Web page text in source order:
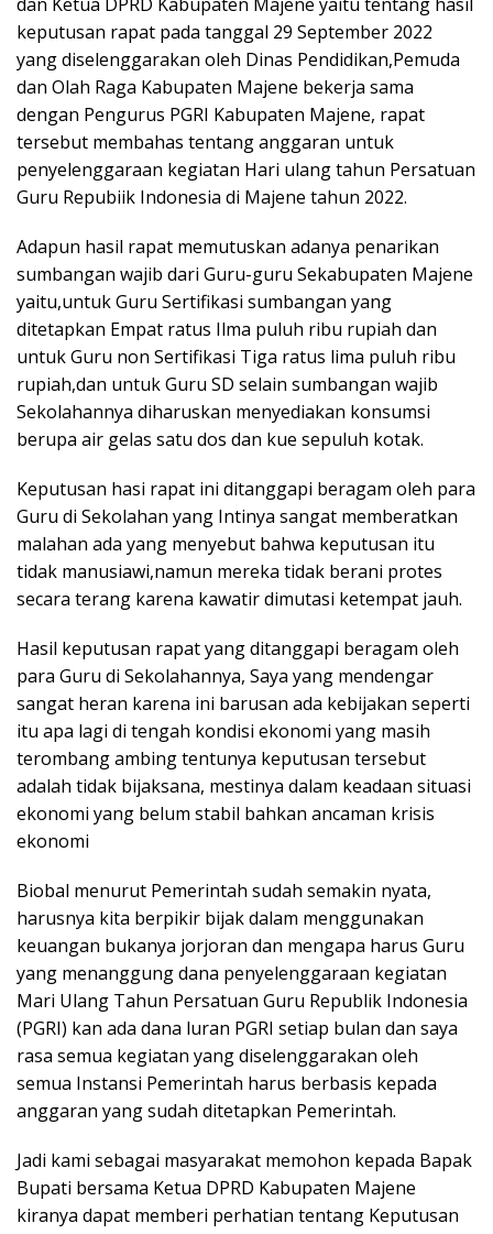
keputusan rapat pada tanggal 29 September 2022
yang diselenggarakan oleh Dinas Pendidikan,Pemuda
dan Olah Raga Kabupaten Majene bekerja sama
dengan Pengurus PGRI Kabupaten Majene, rapat
tersebut membahas tentang anggaran untuk
penyelenggaraan kegiatan Hari ulang tahun Persatuan
Guru Repubiik Indonesia di Majene tahun 2022.
Adapun hasil rapat memutuskan adanya penarikan
sumbangan wajib dari Guru-guru Sekabupaten Majene
yaitu,untuk Guru Sertifikasi sumbangan yang
ditetapkan Empat ratus Ilma puluh ribu rupiah dan
untuk Guru non Sertifikasi Tiga ratus lima puluh ribu
rupiah,dan untuk Guru SD selain sumbangan wajib
Sekolahannya diharuskan menyediakan konsumsi
berupa air gelas satu dos dan kue sepuluh kotak.
Keputusan hasi rapat ini ditanggapi beragam oleh para
Guru di Sekolahan yang Intinya sangat memberatkan
malahan ada yang menyebut bahwa keputusan itu
tidak manusiawi,namun mereka tidak berani protes
secara terang karena kawatir dimutasi ketempat jauh.
Hasil keputusan rapat yang ditanggapi beragam oleh
para Guru di Sekolahannya, Saya yang mendengar
sangat heran karena ini barusan ada kebijakan seperti
itu apa lagi di tengah kondisi ekonomi yang masih
terombang ambing tentunya keputusan tersebut
adalah tidak bijaksana, mestinya dalam keadaan situasi
ekonomi yang belum stabil bahkan ancaman krisis
ekonomi
Biobal menurut Pemerintah sudah semakin nyata,
harusnya kita berpikir bijak dalam menggunakan
keuangan bukanya jorjoran dan mengapa harus Guru
yang menanggung dana penyelenggaraan kegiatan
Mari Ulang Tahun Persatuan Guru Republik Indonesia
(PGRI) kan ada dana luran PGRI setiap bulan dan saya
rasa semua kegiatan yang diselenggarakan oleh
semua Instansi Pemerintah harus berbasis kepada
anggaran yang sudah ditetapkan Pemerintah.
Jadi kami sebagai masyarakat memohon kepada Bapak
Bupati bersama Ketua DPRD Kabupaten Majene
kiranya dapat memberi perhatian tentang Keputusan